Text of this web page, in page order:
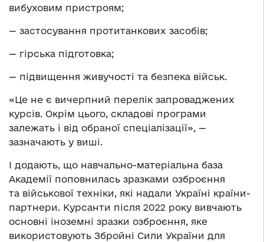
вибуховим пристроям;
— застосування протитанкових засобів;
— гірська підготовка;
— підвищення живучості та безпека військ.
«Це не є вичерпний перелік запроваджених
курсів. Окрім цього, складові програми
залежать і від обраної спеціалізації», —
зазначають у виші.
І додають, що навчально-матеріальна база
Академії поповнилась зразками озброєння
та військової техніки, які надали Україні країни-
партнери. Курсанти після 2022 року вивчають
основні іноземні зразки озброєння, яке
використовують Збройні Сили України для